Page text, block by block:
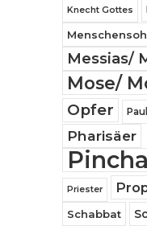
Knecht Gottes
Messias/
Mose/
Opfer
Pharisäer
Priester
Schabbat